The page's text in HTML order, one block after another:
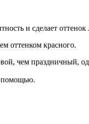
и сделает оттенок
оттенком красного.
чем праздничный,
помощью.